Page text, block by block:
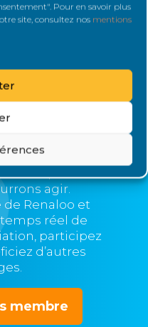
Pour en savoir plus
site, consultez nos mentions
et
agir.
Renaloo et
réel de
participez
d’autres
membre